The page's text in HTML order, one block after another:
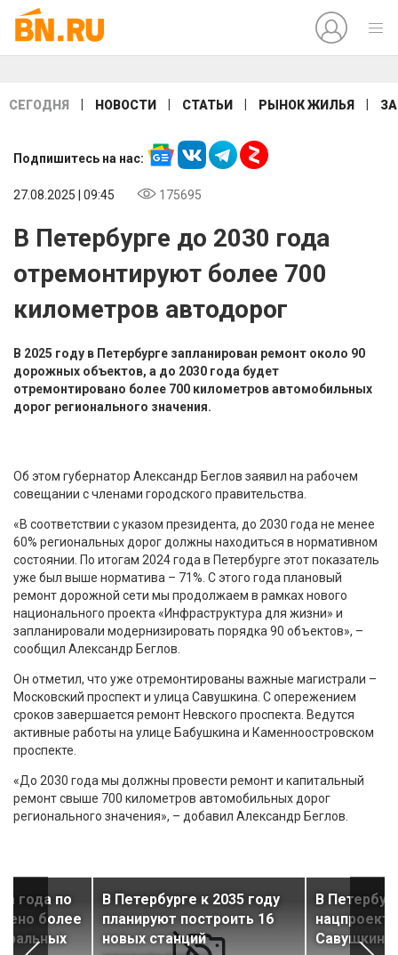
СЕГОДНЯ НОВОСТИ СТАТЬИ РЫНОК ЖИЛЬЯ
Подпишитесь на нас:
27.08.2025 | 09:45 175695
В Петербурге до 2030 года
отремонтируют более 700
километров автодорог
В 2025 году в Петербурге запланирован ремонт около 90
дорожных объектов, а до 2030 года будет
отремонтировано более 700 километров автомобильных
дорог регионального значения.
Об этом губернатор Александр Беглов заявил на рабочем
совещании с членами городского правительства.
«В соответствии с указом президента, до 2030 года не менее
60% региональных дорог должны находиться в нормативном
состоянии. По итогам 2024 года в Петербурге этот показатель
уже был выше норматива – 71%. С этого года плановый
ремонт дорожной сети мы продолжаем в рамках нового
национального проекта «Инфраструктура для жизни» и
запланировали модернизировать порядка 90 объектов», –
сообщил Александр Беглов.
Он отметил, что уже отремонтированы важные магистрали –
Московский проспект и улица Савушкина. С опережением
сроков завершается ремонт Невского проспекта. Ведутся
активные работы на улице Бабушкина и Каменноостровском
проспекте.
«До 2030 года мы должны провести ремонт и капитальный
ремонт свыше 700 километров автомобильных дорог
регионального значения», – добавил Александр Беглов.
года по
более
В Петербурге к 2035 году
планируют построить 16
новых станций
В
Савушкина